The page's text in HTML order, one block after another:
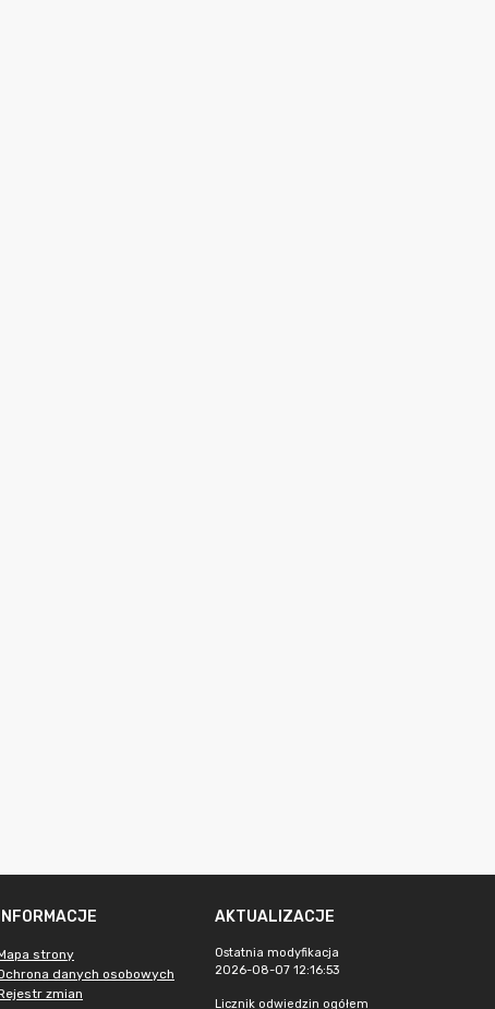
INFORMACJE
strony
danych osobowych
zmian
AKTUALIZACJE
Ostatnia modyfikacja
2026-08-07 12:16:53
Licznik odwiedzin ogółem